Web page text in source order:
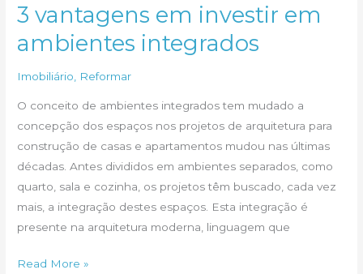
de
Financiamento
Imobiliário
de
Outubro
3 vantagens em investir em
ambientes integrados
Imobiliário Reformar
O conceito de ambientes integrados tem mudado a
concepção dos espaços nos projetos de arquitetura para
construção de casas e apartamentos mudou nas últimas
décadas. Antes divididos em ambientes separados, como
quarto, sala e cozinha, os projetos têm buscado, cada vez
mais, a integração destes espaços. Esta integração é
presente na arquitetura moderna, linguagem que
3
Read More »